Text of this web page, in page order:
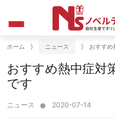
ホーム ニュース おすすめ
おすすめ熱中症対
です
ニュース 2020-07-14